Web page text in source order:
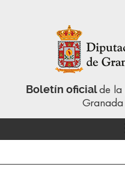
Boletín oficialde la
Granada